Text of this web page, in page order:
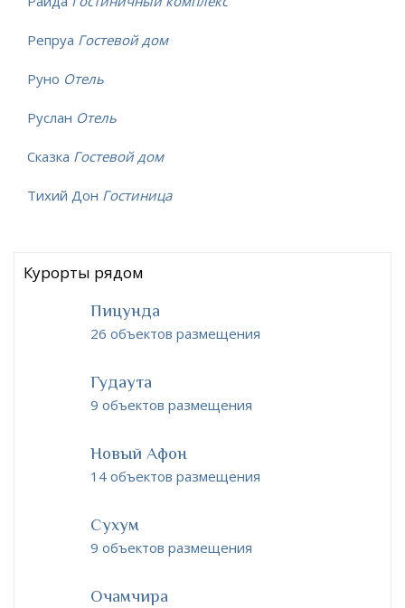
Репруа Гостевой дом
Руно Отель
Руслан Отель
Сказка Гостевой дом
Тихий Дон Гостиница
Курорты рядом
Пицунда
26 объектов размещения
Гудаута
9 объектов размещения
Новый Афон
14 объектов размещения
Сухум
9 объектов размещения
Очамчира